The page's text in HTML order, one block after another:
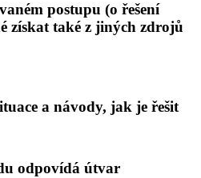
postupu (o řešení
získat také z jiných zdrojů
a návody, jak je řešit
odpovídá útvar